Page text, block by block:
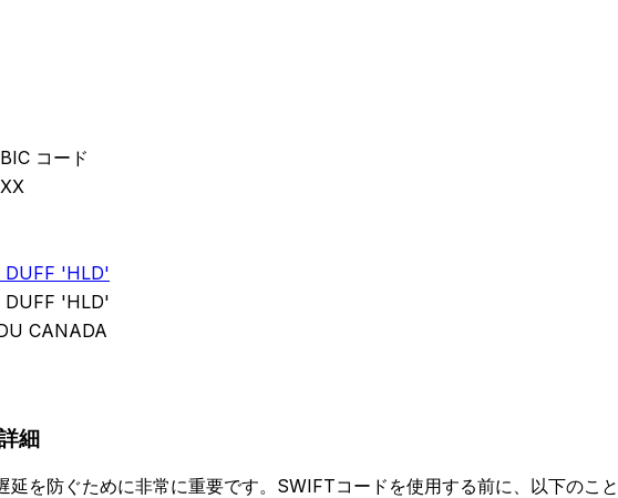
コード
DUFF 'HLD'
DUFF 'HLD'
CANADA
細
を防ぐために非常に重要です。SWIFTコードを使用する前に、以下のこ